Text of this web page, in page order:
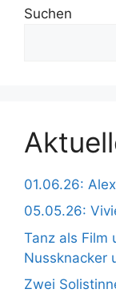
Suchen
01.06.26:
05.05.26:
Tanz als Film
Nussknacker
Zwei